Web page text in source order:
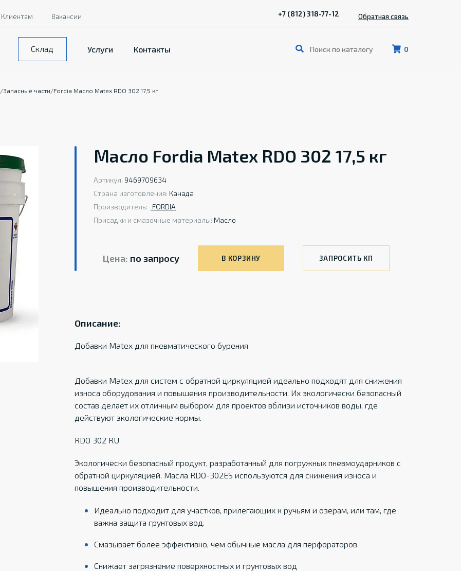
0
Склад Услуги Контакты
Клиентам Вакансии +7 (812) 318-77-12 Обратная связь
/Запасные части/Fordia Масло Matex RDO 302 17,5 кг
Масло Fordia Matex RDO 302 17,5 кг
Артикул: 9469709634
Страна изготовления: Канада
Производитель:
FORDIA
Присадки и смазочные материалы: Масло
Цена: по запросу В КОРЗИНУ ЗАПРОСИТЬ КП
Описание:
Добавки Matex для пневматического бурения
Добавки Matex для систем с обратной циркуляцией идеально подходят для снижения
износа оборудования и повышения производительности. Их экологически безопасный
состав делает их отличным выбором для проектов вблизи источников воды, где
действуют экологические нормы.
RDO 302 RU
Экологически безопасный продукт, разработанный для погружных пневмоударников с
обратной циркуляцией. Масла RDO-302ES используются для снижения износа и
повышения производительности.
Идеально подходит для участков, прилегающих к ручьям и озерам, или там, где
важна защита грунтовых вод.
Смазывает более эффективно, чем обычные масла для перфораторов
Снижает загрязнение поверхностных и грунтовых вод